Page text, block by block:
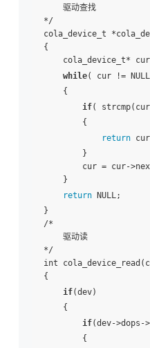
驱动查找
*/
cola_device_t
{
cola_device_t* cur
while( cur !=
{
if(
{
return
}
cur = cur-
}
return NULL;
}
/*
驱动读
*/
int
{
if(dev)
{
if(dev->dops->
{